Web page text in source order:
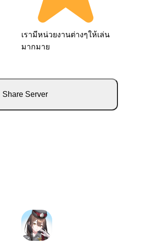
เรามีหน่วยงานต่างๆให้เล่น
มากมาย
Share Server